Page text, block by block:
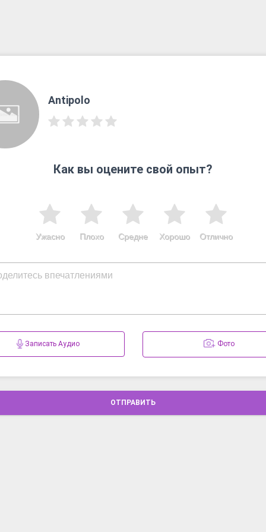
Antipolo
Как вы оцените свой опыт?
Отлично
Хорошо
Средне
Плохо
Ужасно
Записать Аудио Фото
ОТПРАВИТЬ